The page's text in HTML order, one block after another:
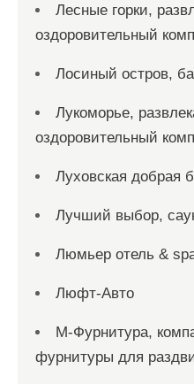
Лесные горки,
оздоровительный
Лосиный остров,
Лукоморье,
оздоровительный
Луховская добрая
Лучший выбор,
Люмьер отель &
Люфт-Авто
М-Фурнитура,
фурнитуры для